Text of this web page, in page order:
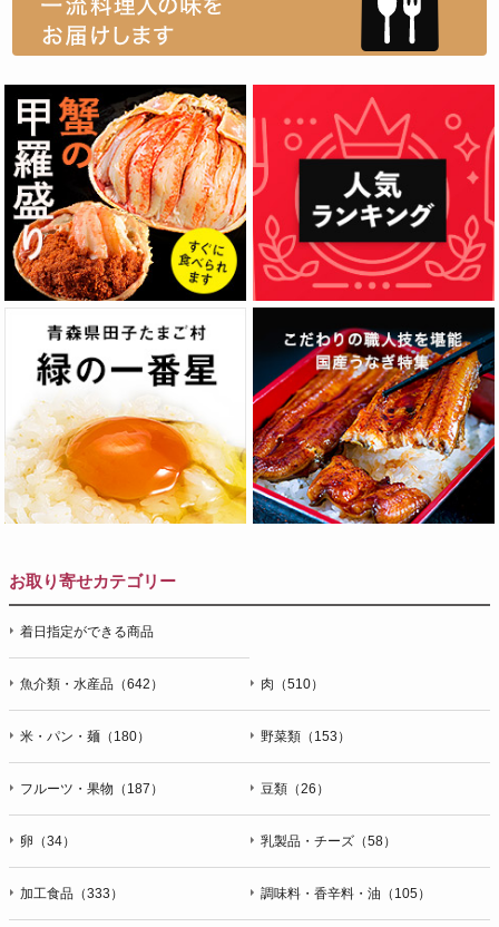
お取り寄せカテゴリー
着日指定ができる商品
魚介類・水産品（642） 肉（510）
米・パン・麺（180） 野菜類（153）
フルーツ・果物（187） 豆類（26）
卵（34） 乳製品・チーズ（58）
加工食品（333） 調味料・香辛料・油（105）